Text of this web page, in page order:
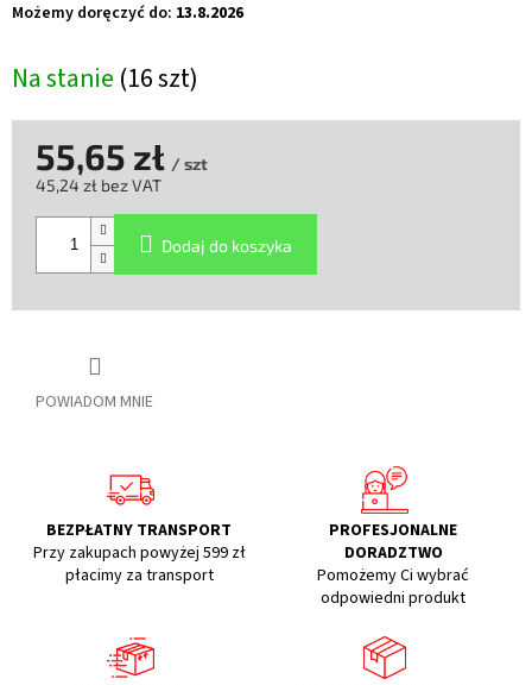
Na stanie (16 szt)
Możemy doręczyć do: 13.8.2026
POWIADOM MNIE
55,65 zł / szt
45,24 zł bez VAT
jednostkowa:
Dodaj do koszyka
BEZPŁATNY TRANSPORT
Przy zakupach powyżej 599 zł
płacimy za transport
PROFESJONALNE
DORADZTWO
Pomożemy Ci wybrać
odpowiedni produkt